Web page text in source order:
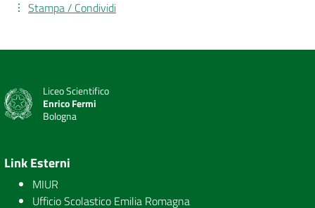
Stampa / Condividi
Liceo Scientifico
Enrico Fermi
Bologna
Link Esterni
MIUR
Ufficio Scolastico Emilia Romagna